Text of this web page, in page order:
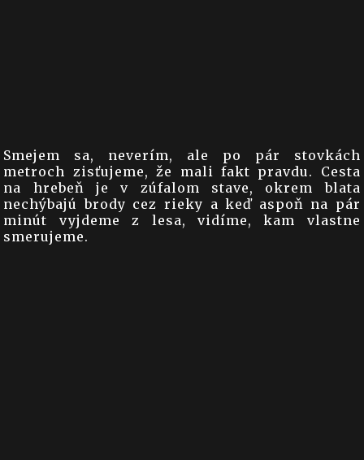
Smejem sa, neverím, ale po pár stovkách
metroch zisťujeme, že mali fakt pravdu. Cesta
na hrebeň je v zúfalom stave, okrem blata
nechýbajú brody cez rieky a keď aspoň na pár
minút vyjdeme z lesa, vidíme, kam vlastne
smerujeme.